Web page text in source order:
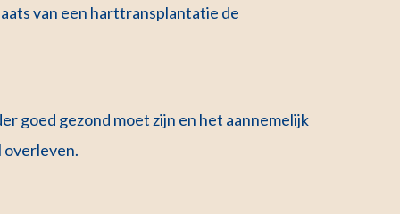
van een harttransplantatie de
goed gezond moet zijn en het aannemelijk
overleven.